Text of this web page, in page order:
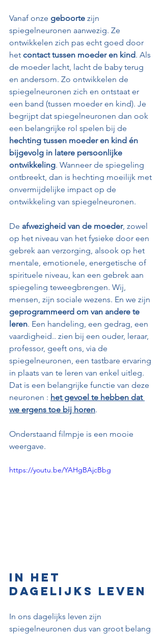
Vanaf onze geboorte zijn
spiegelneuronen aanwezig. Ze
ontwikkelen zich pas echt goed door
het contact tussen moeder en kind. Als
de moeder lacht, lacht de baby terug
en andersom. Zo ontwikkelen de
spiegelneuronen zich en ontstaat er
een band (tussen moeder en kind). Je
begrijpt dat spiegelneuronen dan ook
een belangrijke rol spelen bij de
hechting tussen moeder en kind én
bijgevolg in latere persoonlijke
ontwikkeling. Wanneer de spiegeling
ontbreekt, dan is hechting moeilijk met
onvermijdelijke impact op de
ontwikkeling van spiegelneuronen.
De afwezigheid van de moeder, zowel
op het niveau van het fysieke door een
gebrek aan verzorging, alsook op het
mentale, emotionele, energetische of
spirituele niveau, kan een gebrek aan
spiegeling teweegbrengen. Wij,
mensen, zijn sociale wezens. En we zijn
geprogrammeerd om van andere te
leren. Een handeling, een gedrag, een
vaardigheid.. zien bij een ouder, leraar,
professor, geeft ons, via de
spiegelneuronen, een tastbare ervaring
in plaats van te leren van enkel uitleg.
Dat is een belangrijke functie van deze
neuronen : het gevoel te hebben dat
we ergens toe bij horen.
Onderstaand filmpje is een mooie
weergave.
https://youtu.be/YAHgBAjcBbg
In het
dagelijks leven
In ons dagelijks leven zijn
spiegelneuronen dus van groot belang